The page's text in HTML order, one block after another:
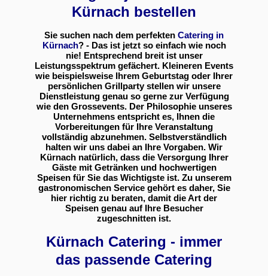
Kürnach bestellen
Sie suchen nach dem perfekten Catering in
Kürnach? - Das ist jetzt so einfach wie noch
nie! Entsprechend breit ist unser
Leistungsspektrum gefächert. Kleineren Events
wie beispielsweise Ihrem Geburtstag oder Ihrer
persönlichen Grillparty stellen wir unsere
Dienstleistung genau so gerne zur Verfügung
wie den Grossevents. Der Philosophie unseres
Unternehmens entspricht es, Ihnen die
Vorbereitungen für Ihre Veranstaltung
vollständig abzunehmen. Selbstverständlich
halten wir uns dabei an Ihre Vorgaben. Wir
Kürnach natürlich, dass die Versorgung Ihrer
Gäste mit Getränken und hochwertigen
Speisen für Sie das Wichtigste ist. Zu unserem
gastronomischen Service gehört es daher, Sie
hier richtig zu beraten, damit die Art der
Speisen genau auf Ihre Besucher
zugeschnitten ist.
Kürnach Catering - immer
das passende Catering